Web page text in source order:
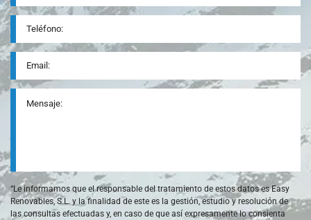
Teléfono *
Email *
Mensaje *
“Le informamos que el responsable del tratamiento de estos datos es Easy
Renovables, S.L. y la finalidad de este es la gestión, estudio y resolución de
las consultas efectuadas y, en caso de que así expresamente lo consienta